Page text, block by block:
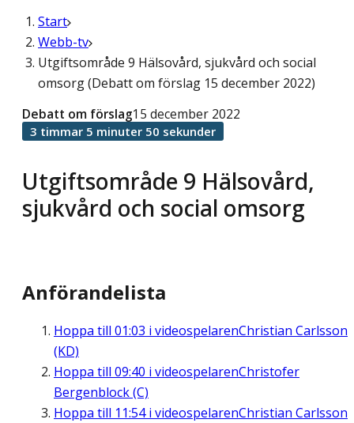
Start
Webb-tv
Utgiftsområde 9 Hälsovård, sjukvård och social
omsorg (Debatt om förslag 15 december 2022)
Utgiftsområde 9 Hälsovård,
sjukvård och social omsorg
Debatt om förslag15 december 2022
3 timmar 5 minuter 50 sekunder
Anförandelista
Hoppa till 01:03 i videospelarenChristian Carlsson
(KD)
Hoppa till 09:40 i videospelarenChristofer
Bergenblock (C)
Hoppa till 11:54i videospelarenChristian Carlsson